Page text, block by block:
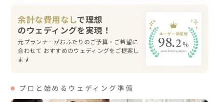
披露宴は、金木犀の乾杯酒でスタート！
地元の野菜やジビエ料理でゲストをおもてなしします🍴
新婦様へのバースデーサプライズもあり、
余計な費用なしで理想
元プランナーがおふたりのご予算・ご希望に
合わせて おすすめのウェディングをご提案し
ます
プロと始めるウェディング準備